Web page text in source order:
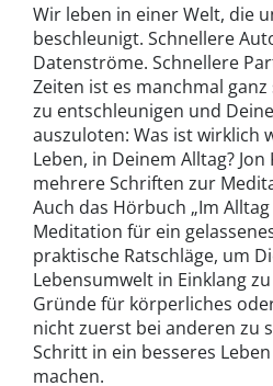
Wir leben in einer Welt, die
beschleunigt. Schnellere
Datenströme. Schnellere
Zeiten ist es manchmal
zu entschleunigen und
auszuloten: Was ist wirklich
Leben, in Deinem Alltag?
mehrere Schriften zur
Auch das Hörbuch „Im
Meditation für ein
praktische Ratschläge, um
Lebensumwelt in Einklang
Gründe für körperliches
nicht zuerst bei anderen zu
Schritt in ein besseres
machen.